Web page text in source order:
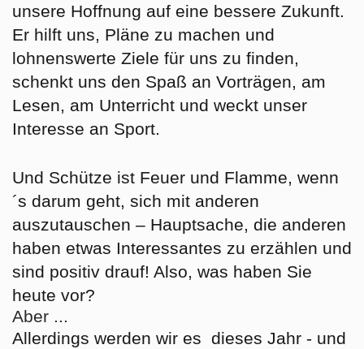
unsere Hoffnung auf eine bessere Zukunft.
Er hilft uns, Pläne zu machen und
lohnenswerte Ziele für uns zu finden,
schenkt uns den Spaß an Vorträgen, am
Lesen, am Unterricht und weckt unser
Interesse an Sport.
Und Schütze ist Feuer und Flamme, wenn
´s darum geht, sich mit anderen
auszutauschen – Hauptsache, die anderen
haben etwas Interessantes zu erzählen und
sind positiv drauf! Also, was haben Sie
heute vor?
Aber ...
Allerdings werden wir es dieses Jahr - und